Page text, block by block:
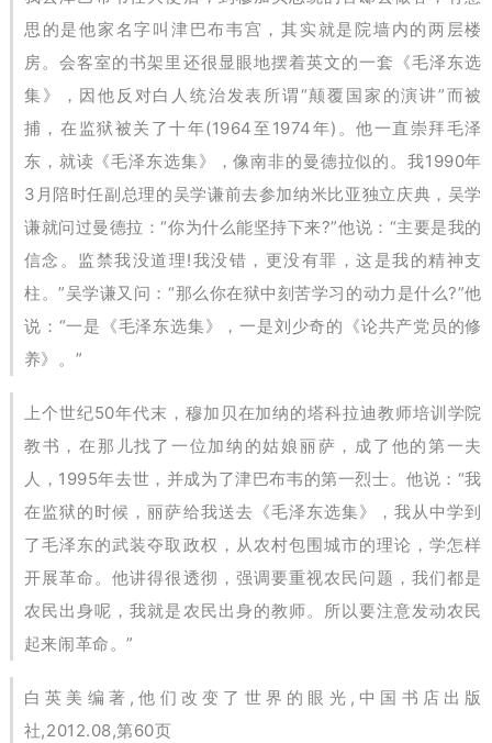
思的是他家名字叫津巴布韦宫，其实就是院墙内的两层楼
房。会客室的书架里还很显眼地摆着英文的一套《毛泽东选
集》，因他反对白人统治发表所谓“颠覆国家的演讲”而被
捕，在监狱被关了十年(1964至1974年)。他一直崇拜毛泽
东，就读《毛泽东选集》，像南非的曼德拉似的。我1990年
3月陪时任副总理的吴学谦前去参加纳米比亚独立庆典，吴学
谦就问过曼德拉：“你为什么能坚持下来?”他说：“主要是我的
信念。监禁我没道理!我没错，更没有罪，这是我的精神支
柱。”吴学谦又问：“那么你在狱中刻苦学习的动力是什么?”他
说：“一是《毛泽东选集》，一是刘少奇的《论共产党员的修
养》。”
上个世纪50年代末，穆加贝在加纳的塔科拉迪教师培训学院
教书，在那儿找了一位加纳的姑娘丽萨，成了他的第一夫
人，1995年去世，并成为了津巴布韦的第一烈士。他说：“我
在监狱的时候，丽萨给我送去《毛泽东选集》，我从中学到
了毛泽东的武装夺取政权，从农村包围城市的理论，学怎样
开展革命。他讲得很透彻，强调要重视农民问题，我们都是
农民出身呢，我就是农民出身的教师。所以要注意发动农民
起来闹革命。”
白英美编著,他们改变了世界的眼光,中国书店出版
社,2012.08,第60页